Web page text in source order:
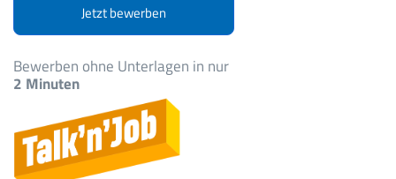
Jetzt bewerben
Bewerben ohne Unterlagen in nur
2 Minuten